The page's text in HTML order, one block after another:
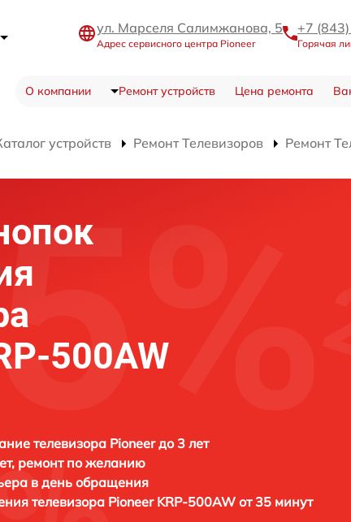
ул. Марселя Салимжанова, 5
Адрес сервисного центра Pioneer
+7
Горячая
О компании Ремонт устройств Цена ремонта
устройств Ремонт Телевизоров Ремонт
500AW
телевизора Pioneer до 3 лет
ремонт по желанию
в день обращения
телевизора Pioneer KRP-500AW от 35 минут